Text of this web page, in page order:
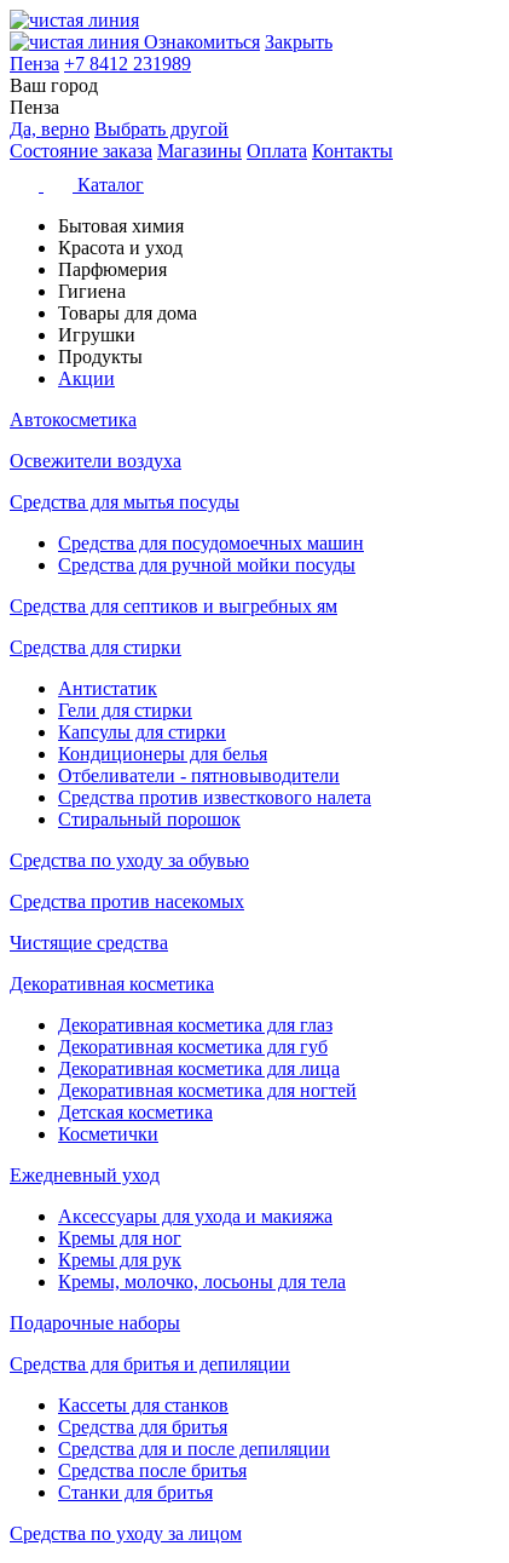
Ознакомиться Закрыть
Пенза +7 8412 231989
Ваш город
Пенза
Да, верно Выбрать другой
Состояние заказа Магазины Оплата Контакты
Каталог
Бытовая химия
Красота и уход
Парфюмерия
Гигиена
Товары для дома
Игрушки
Продукты
Акции
Автокосметика
Освежители воздуха
Средства для мытья посуды
Средства для посудомоечных машин
Средства для ручной мойки посуды
Средства для септиков и выгребных ям
Средства для стирки
Антистатик
Гели для стирки
Капсулы для стирки
Кондиционеры для белья
Отбеливатели - пятновыводители
Средства против известкового налета
Стиральный порошок
Средства по уходу за обувью
Средства против насекомых
Чистящие средства
Декоративная косметика
Декоративная косметика для глаз
Декоративная косметика для губ
Декоративная косметика для лица
Декоративная косметика для ногтей
Детская косметика
Косметички
Ежедневный уход
Аксессуары для ухода и макияжа
Кремы для ног
Кремы для рук
Кремы, молочко, лосьоны для тела
Подарочные наборы
Средства для бритья и депиляции
Кассеты для станков
Средства для бритья
Средства для и после депиляции
Средства после бритья
Станки для бритья
Средства по уходу за лицом